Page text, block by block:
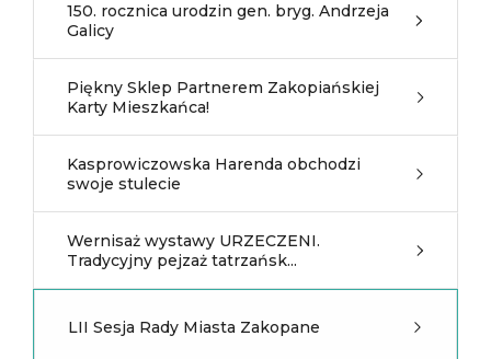
150. rocznica urodzin gen. bryg. Andrzeja
Galicy
Piękny Sklep Partnerem Zakopiańskiej
Karty Mieszkańca!
Kasprowiczowska Harenda obchodzi
swoje stulecie
Wernisaż wystawy URZECZENI.
Tradycyjny pejzaż tatrzańsk...
LII Sesja Rady Miasta Zakopane